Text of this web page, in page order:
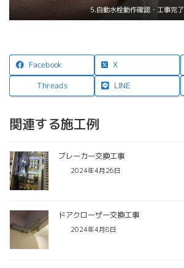
5.自動水栓動作確認・工事完了
Facebook X
Threads LINE
関連する施工例
ブレーカー交換工事
2024年4月26日
ドアクローザー交換工事
2024年4月8日